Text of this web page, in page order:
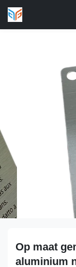
Op maat
aluminium